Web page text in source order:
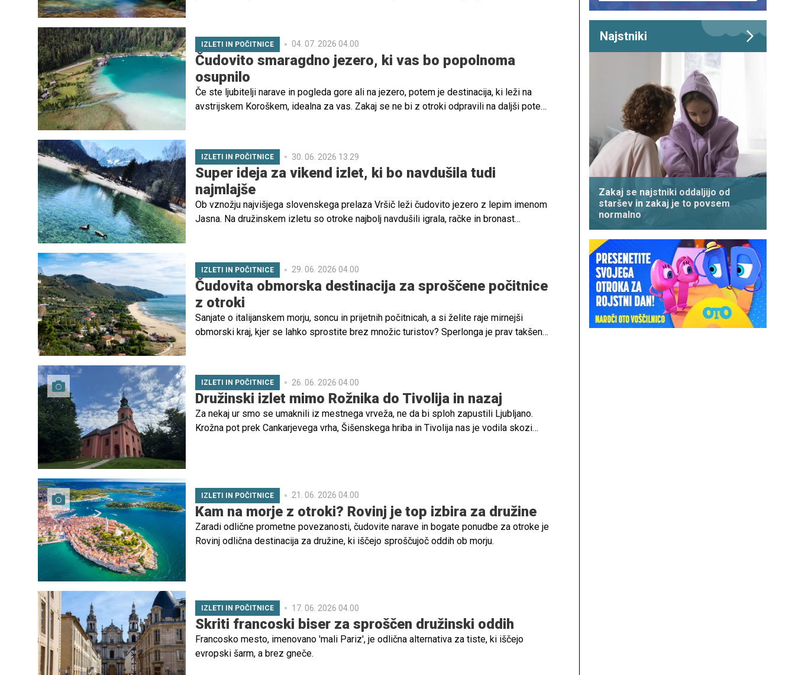
IZLETI IN POČITNICE 04. 07. 2026 04.00
Čudovito smaragdno jezero, ki vas bo popolnoma
osupnilo
Če ste ljubitelji narave in pogleda gore ali na jezero, potem je destinacija, ki leži na
avstrijskem Koroškem, idealna za vas. Zakaj se ne bi z otroki odpravili na daljši potep
IZLETI IN POČITNICE 30. 06. 2026 13.29
Super ideja za vikend izlet, ki bo navdušila tudi
najmlajše
Ob vznožju najvišjega slovenskega prelaza Vršič leži čudovito jezero z lepim imenom
Jasna. Na družinskem izletu so otroke najbolj navdušili igrala, račke in bronast
IZLETI IN POČITNICE 29. 06. 2026 04.00
Čudovita obmorska destinacija za sproščene počitnice
z otroki
Sanjate o italijanskem morju, soncu in prijetnih počitnicah, a si želite raje mirnejši
obmorski kraj, kjer se lahko sprostite brez množic turistov? Sperlonga je prav takšen
IZLETI IN POČITNICE 26. 06. 2026 04.00
Družinski izlet mimo Rožnika do Tivolija in nazaj
Za nekaj ur smo se umaknili iz mestnega vrveža, ne da bi sploh zapustili Ljubljano.
Krožna pot prek Cankarjevega vrha, Šišenskega hriba in Tivolija nas je vodila skozi
IZLETI IN POČITNICE 21. 06. 2026 04.00
Kam na morje z otroki? Rovinj je top izbira za družine
Zaradi odlične prometne povezanosti, čudovite narave in bogate ponudbe za otroke je
Rovinj odlična destinacija za družine, ki iščejo sproščujoč oddih ob morju.
IZLETI IN POČITNICE 17. 06. 2026 04.00
Skriti francoski biser za sproščen družinski oddih
Francosko mesto, imenovano 'mali Pariz', je odlična alternativa za tiste, ki iščejo
evropski šarm, a brez gneče.
Najstniki
Zakaj se najstniki oddaljijo od
staršev in zakaj je to povsem
normalno